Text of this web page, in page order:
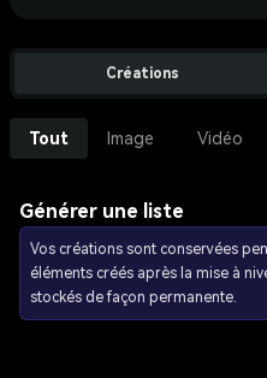
Créations
Tout Image Vidéo
Générer une liste
Vos créations sont conservées
éléments créés après la mise à
stockés de façon permanente.